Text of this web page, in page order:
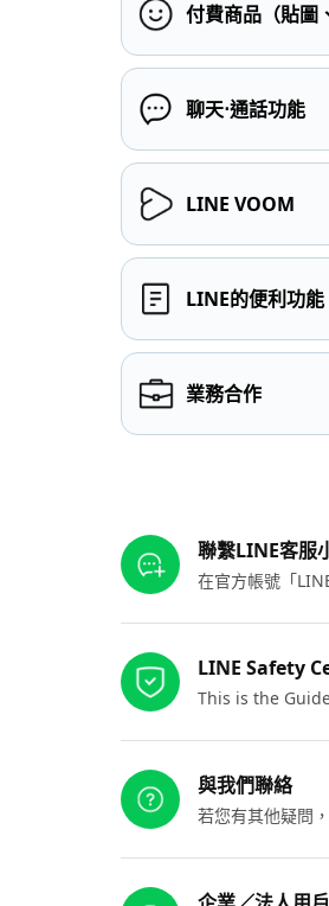
付費商品（貼圖
聊天⋅通話功能
LINE VOOM
LINE的便利功能
業務合作
聯繫LINE客服
在官方帳號「
LINE Safety
This is the
與我們聯絡
若您有其他疑問